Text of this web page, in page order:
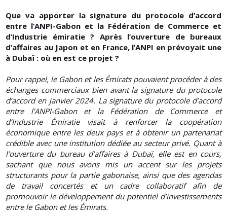
Que va apporter la signature du protocole d’accord
entre l’ANPI-Gabon et la Fédération de Commerce et
d’Industrie émiratie ? Après l’ouverture de bureaux
d’affaires au Japon et en France, l’ANPI en prévoyait une
à Dubaï : où en est ce projet ?
Pour rappel, le Gabon et les Émirats pouvaient procéder à des
échanges commerciaux bien avant la signature du protocole
d’accord en janvier 2024. La signature du protocole d’accord
entre l’ANPI-Gabon et la Fédération de Commerce et
d’Industrie Émiratie visait à renforcer la coopération
économique entre les deux pays et à obtenir un partenariat
crédible avec une institution dédiée au secteur privé. Quant à
l’ouverture du bureau d’affaires à Dubaï, elle est en cours,
sachant que nous avons mis un accent sur les projets
structurants pour la partie gabonaise, ainsi que des agendas
de travail concertés et un cadre collaboratif afin de
promouvoir le développement du potentiel d’investissements
entre le Gabon et les Émirats.